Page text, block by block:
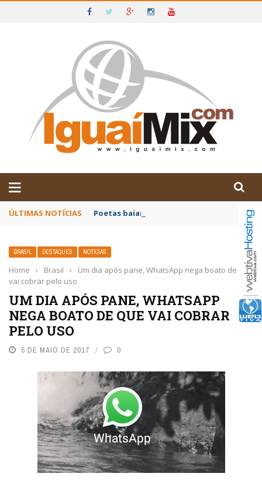
IGUAÍ E SUDOESTE DA BAHIA
ÚLTIMAS NOTÍCIAS Poetas baianos representam o Brasil no
BRASIL DESTAQUES NOTÍCIAS
Home › Brasil ›
Um dia após pane, WhatsApp nega boato de que
vai cobrar pelo uso
UM DIA APÓS PANE, WHATSAPP
NEGA BOATO DE QUE VAI COBRAR
PELO USO
5 DE MAIO DE 2017 0